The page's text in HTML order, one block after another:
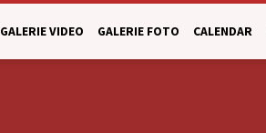
GALERIE VIDEO GALERIE FOTO CALENDAR